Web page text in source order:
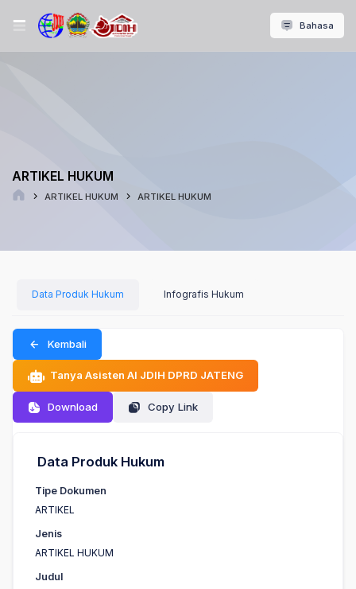
Bahasa
ARTIKEL HUKUM
ARTIKEL HUKUM ARTIKEL HUKUM
Data Produk Hukum Infografis Hukum
Kembali
Tanya Asisten AI JDIH DPRD JATENG
Download Copy Link
Data Produk Hukum
Tipe Dokumen
ARTIKEL
Jenis
ARTIKEL HUKUM
Judul